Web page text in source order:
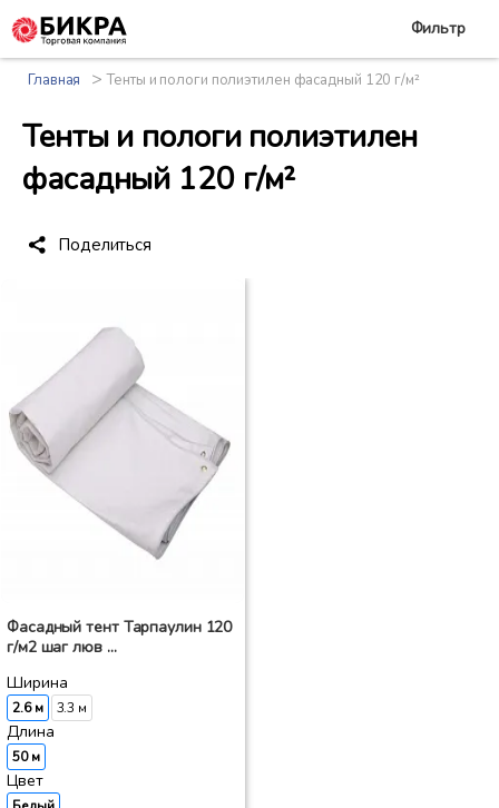
Главная >Тенты и пологи полиэтилен фасадный 120 г/м²
Тенты и пологи полиэтилен
фасадный 120 г/м²
Поделиться
Фильтр
Фасадный тент Тарпаулин 120
г/м2 шаг люв ...
Ширина
2.6 м 3.3 м
Длина
50 м
Цвет